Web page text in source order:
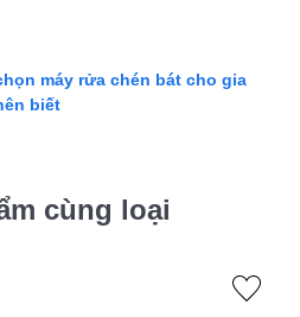
máy rửa chén bát cho gia
biết
cùng loại